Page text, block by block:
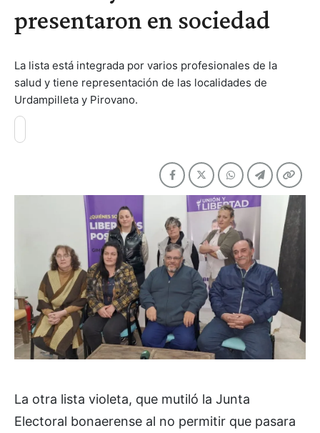
presentaron en sociedad
La lista está integrada por varios profesionales de la
salud y tiene representación de las localidades de
Urdampilleta y Pirovano.
La otra lista violeta, que mutiló la Junta
Electoral bonaerense al no permitir que pasara